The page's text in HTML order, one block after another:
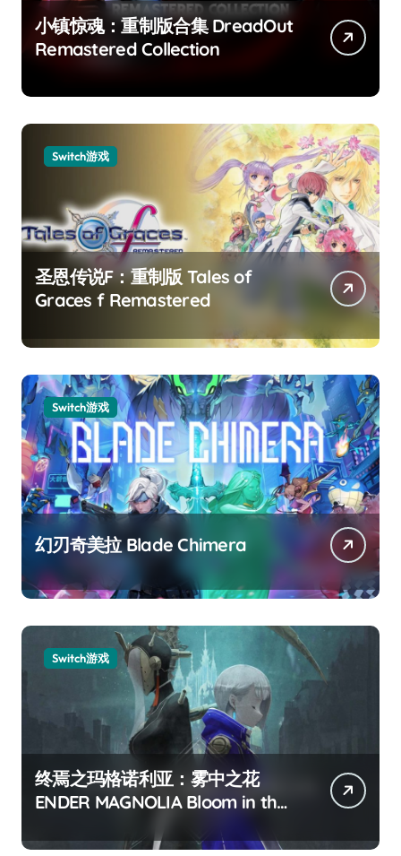
小镇惊魂：重制版合集 DreadOut
Remastered Collection
Switch游戏
圣恩传说F：重制版 Tales of
Graces f Remastered
Switch游戏
幻刃奇美拉 Blade Chimera
Switch游戏
终焉之玛格诺利亚：雾中之花
ENDER MAGNOLIA Bloom in the